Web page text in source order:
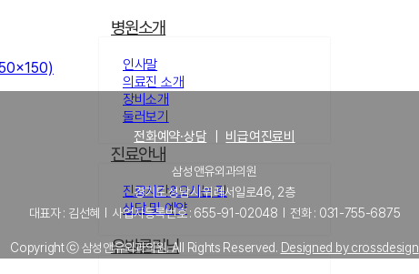
병원소개
인사말
의료진 소개
장비소개
둘러보기
진료안내
진료시간&오시는 길
상담 및 예약
유방클리닉
전화예약·상담 비급여진료비
삼성앤유외과의원
경기도 성남시 위례서일로46, 2층
대표자 : 김선혜 l 사업자등록번호 : 655-91-02048 l 전화 : 031-755-6875
Copyright ⓒ 삼성앤유외과의원. All Rights Reserved. Designed by crossdesign